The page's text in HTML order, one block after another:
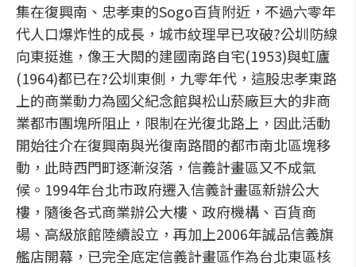
集在復興南、忠孝東的Sogo百貨附近，不過六零年
代人口爆炸性的成長，城市紋理早已攻破?公圳防線
向東挺進，像王大閎的建國南路自宅(1953)與虹廬
(1964)都已在?公圳東側，九零年代，這股忠孝東路
上的商業動力為國父紀念館與松山菸廠巨大的非商
業都市團塊所阻止，限制在光復北路上，因此活動
開始往介在復興南與光復南路間的都市南北區塊移
動，此時西門町逐漸沒落，信義計畫區又不成氣
候。1994年台北市政府遷入信義計畫區新辦公大
樓，隨後各式商業辦公大樓、政府機構、百貨商
場、高級旅館陸續設立，再加上2006年誠品信義旗
艦店開幕，已完全底定信義計畫區作為台北東區核